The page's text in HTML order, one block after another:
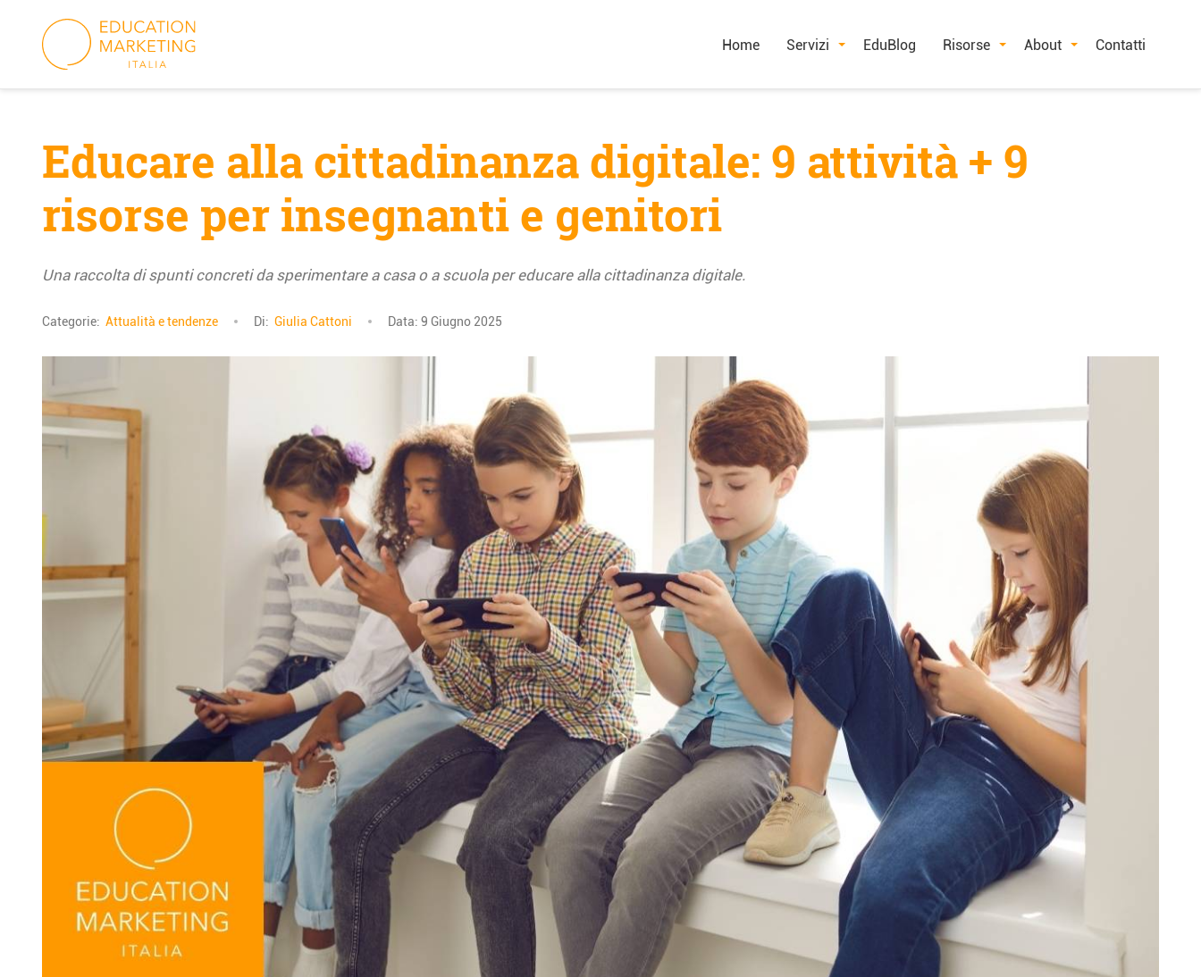
content
Home Servizi EduBlog Risorse About Contatti
Educare alla cittadinanza digitale: 9 attività + 9
risorse per insegnanti e genitori
Una raccolta di spunti concreti da sperimentare a casa o a scuola per educare alla cittadinanza digitale.
Categorie: Attualità e tendenze Di: Giulia Cattoni Data: 9 Giugno 2025